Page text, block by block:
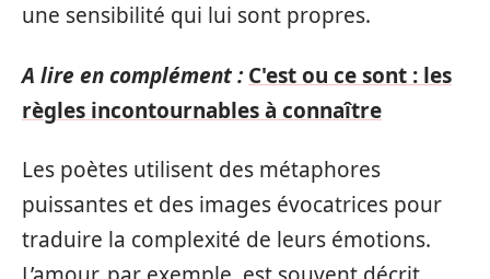
une sensibilité qui lui sont propres.
A lire en complément : C'est ou ce sont : les
règles incontournables à connaître
Les poètes utilisent des métaphores
puissantes et des images évocatrices pour
traduire la complexité de leurs émotions.